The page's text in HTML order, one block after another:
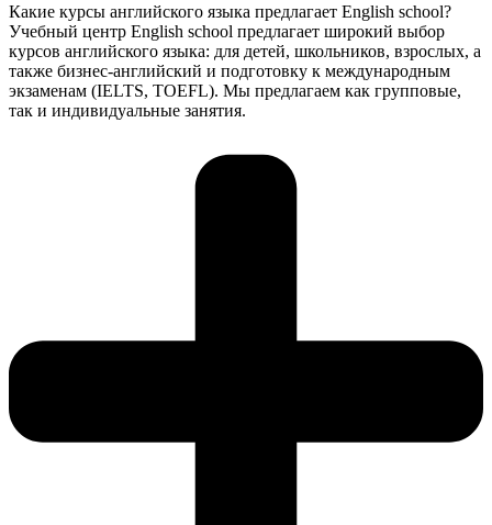
Какие курсы английского языка предлагает English school?
Учебный центр English school предлагает широкий выбор
курсов английского языка: для детей, школьников, взрослых, а
также бизнес-английский и подготовку к международным
экзаменам (IELTS, TOEFL). Мы предлагаем как групповые,
так и индивидуальные занятия.